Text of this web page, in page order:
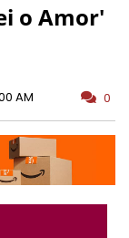
o Amor'
AM 0